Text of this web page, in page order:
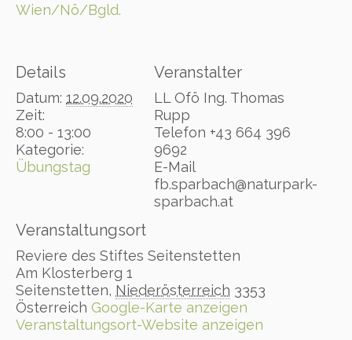
Wien/Nö/Bgld.
Details
Datum: 12.09.2020
Zeit:
8:00 - 13:00
Kategorie:
Übungstag
Veranstaltungsort
Reviere des Stiftes Seitenstetten
Am Klosterberg 1
Seitenstetten, Niederösterreich 3353
Österreich Google-Karte anzeigen
Veranstaltungsort-Website anzeigen
Veranstalter
LL Ofö Ing. Thomas
Rupp
Telefon +43 664 396
9692
E-Mail
fb.sparbach@naturpark-
sparbach.at